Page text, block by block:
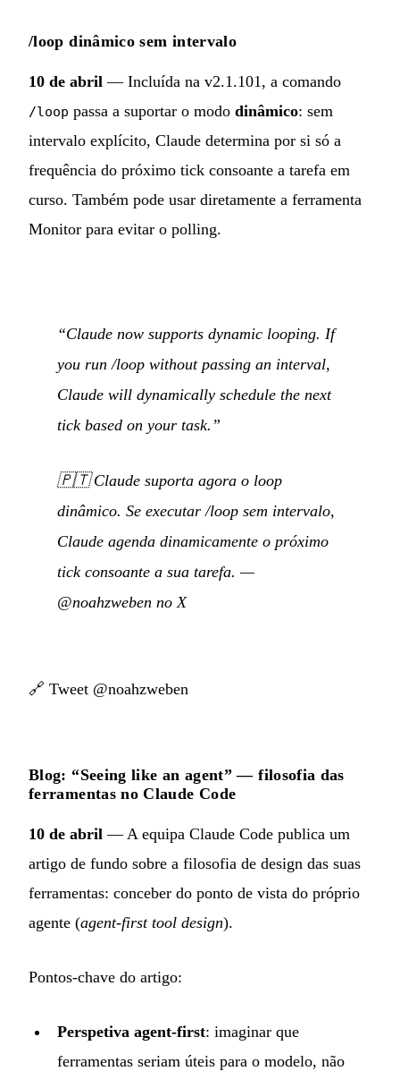
/loop dinâmico sem intervalo
10 de abril — Incluída na v2.1.101, a comando
/loop passa a suportar o modo dinâmico: sem
intervalo explícito, Claude determina por si só a
frequência do próximo tick consoante a tarefa em
curso. Também pode usar diretamente a ferramenta
Monitor para evitar o polling.
“Claude now supports dynamic looping. If
you run /loop without passing an interval,
Claude will dynamically schedule the next
tick based on your task.”
🇵🇹Claude suporta agora o loop
dinâmico. Se executar /loop sem intervalo,
Claude agenda dinamicamente o próximo
tick consoante a sua tarefa. —
@noahzweben no X
🔗 Tweet @noahzweben
Blog: “Seeing like an agent” — filosofia das
ferramentas no Claude Code
10 de abril — A equipa Claude Code publica um
artigo de fundo sobre a filosofia de design das suas
ferramentas: conceber do ponto de vista do próprio
agente (agent-first tool design).
Pontos-chave do artigo:
Perspetiva agent-first: imaginar que
ferramentas seriam úteis para o modelo, não